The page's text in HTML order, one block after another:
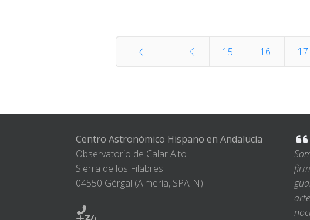
15 16 17
Centro Astronómico Hispano en Andalucía
Observatorio de Calar Alto
Sierra de los Filabres
04550 Gérgal (Almería, SPAIN)